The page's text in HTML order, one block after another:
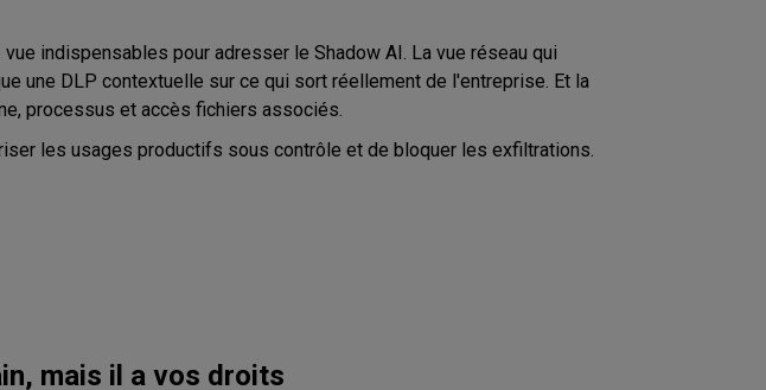
indispensables pour adresser le Shadow AI. La vue réseau qui
une DLP contextuelle sur ce qui sort réellement de l'entreprise. Et la
processus et accès fichiers associés.
les usages productifs sous contrôle et de bloquer les exfiltrations.
mais il a vos droits